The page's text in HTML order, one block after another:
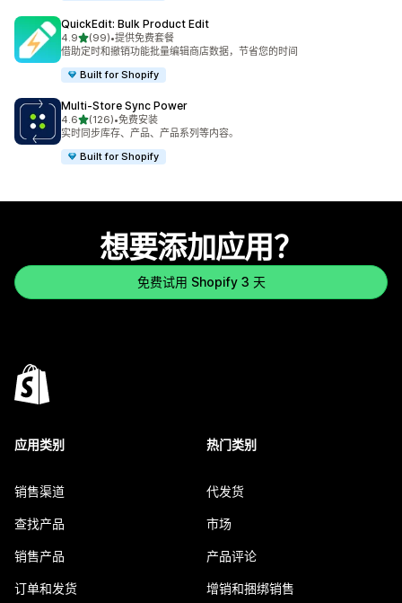
QuickEdit: Bulk Product Edit
4.9星（满分 5 星）
(99)
总共 99 条评论
•提供免费套餐
借助定时和撤销功能批量编辑商店数据，节省您的时间
Built for Shopify
Multi‑Store Sync Power
4.6星（满分 5 星）
(126)
总共 126 条评论
•免费安装
实时同步库存、产品、产品系列等内容。
Built for Shopify
想要添加应用？
免费试用 Shopify 3 天
应用类别
销售渠道
查找产品
销售产品
订单和发货
热门类别
代发货
市场
产品评论
增销和捆绑销售